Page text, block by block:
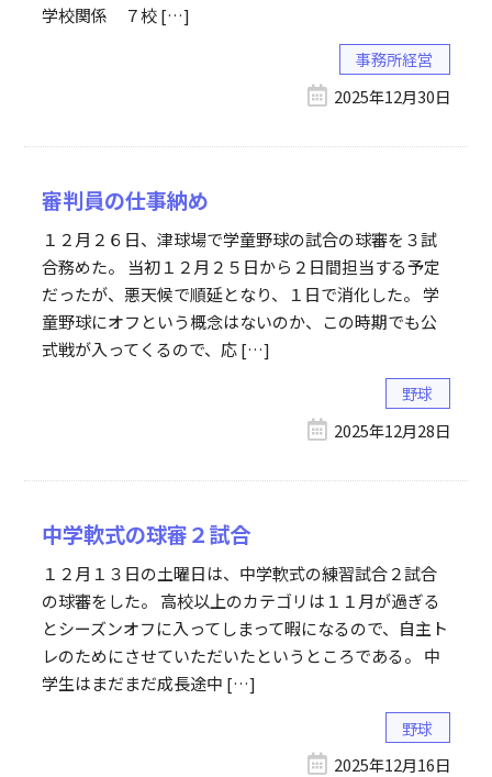
学校関係 ７校 […]
事務所経営
2025年12月30日
審判員の仕事納め
１２月２６日、津球場で学童野球の試合の球審を３試
合務めた。 当初１２月２５日から２日間担当する予定
だったが、悪天候で順延となり、１日で消化した。 学
童野球にオフという概念はないのか、この時期でも公
式戦が入ってくるので、応 […]
野球
2025年12月28日
中学軟式の球審２試合
１２月１３日の土曜日は、中学軟式の練習試合２試合
の球審をした。 高校以上のカテゴリは１１月が過ぎる
とシーズンオフに入ってしまって暇になるので、自主ト
レのためにさせていただいたというところである。 中
学生はまだまだ成長途中 […]
野球
2025年12月16日